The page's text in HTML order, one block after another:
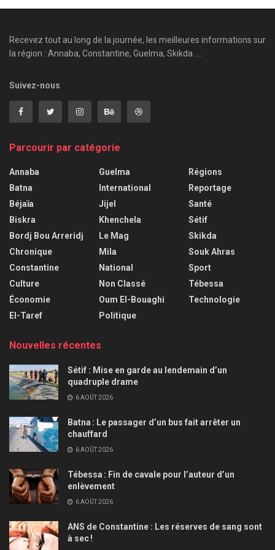
Recevez tout au long de la journée, les meilleures informations sur
la région : Annaba, Constantine, Guelma, Skikda ....
Suivez-nous
Parcourir par catégorie
Annaba
Batna
Béjaïa
Biskra
Bordj Bou Arreridj
Chronique
Constantine
Culture
Économie
El-Taref
Guelma
International
Jijel
Khenchela
Le Mag
Mila
National
Non Classé
Oum El-Bouaghi
Politique
Régions
Reportage
Santé
Sétif
Skikda
Souk Ahras
Sport
Tébessa
Technologie
Nouvelles récentes
Sétif : Mise en garde au lendemain d’un
quadruple drame
6 AOÛT 2026
Batna : Le passager d’un bus fait arrêter un
chauffard
6 AOÛT 2026
Tébessa : Fin de cavale pour l’auteur d’un
enlèvement
6 AOÛT 2026
ANS de Constantine : Les réserves de sang sont
à sec !